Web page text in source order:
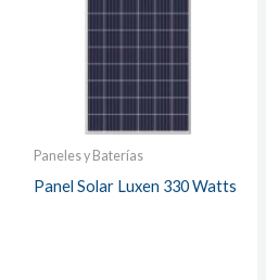
Paneles y Baterías
Panel Solar Luxen 330 Watts